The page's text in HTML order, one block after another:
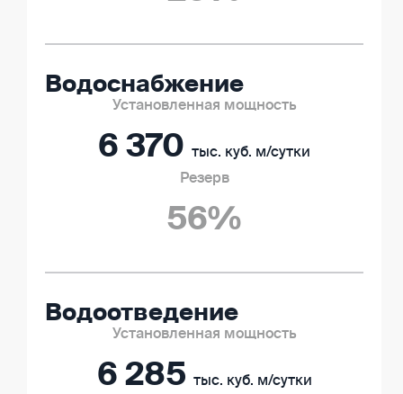
Водоснабжение
6 370 тыс. куб. м/сутки
56%
Водоотведение
6 285 тыс. куб. м/сутки